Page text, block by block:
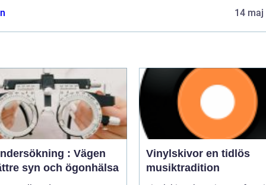
14 maj
: Vägen
syn och ögonhälsa
Vinylskivor en tidlös
musiktradition